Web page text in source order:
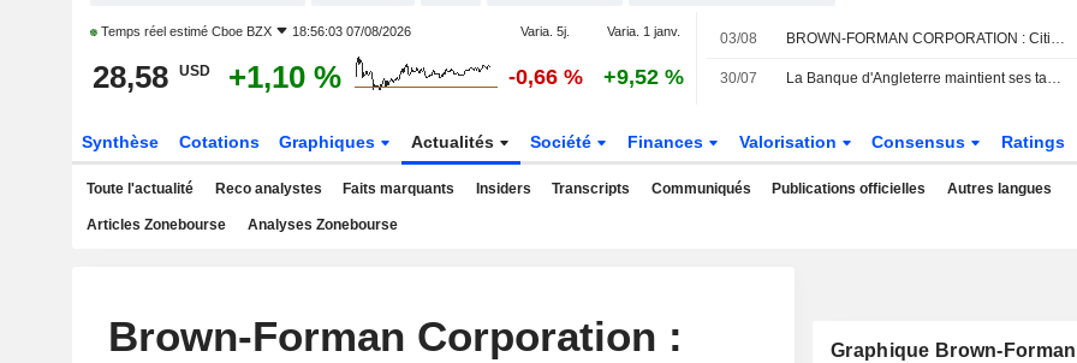
Temps réel estimé Cboe BZX 18:56:03 07/08/2026 Varia. 5j. Varia. 1 janv.
28,58 USD +1,10 % -0,66 % +9,52 %
03/08 BROWN-FORMAN CORPORATION : Citigroup conserve son opinion neutre
30/07 La Banque d'Angleterre maintient ses taux, dans l'attente de l'impact inflationniste du conflit iranien
Synthèse Cotations Graphiques Actualités Société Finances Valorisation Consensus Ratings
Toute l'actualité Reco analystes Faits marquants Insiders Transcripts Communiqués Publications officielles Autres langues
Articles Zonebourse Analyses Zonebourse
Brown-Forman Corporation :
Graphique Brown-Forman